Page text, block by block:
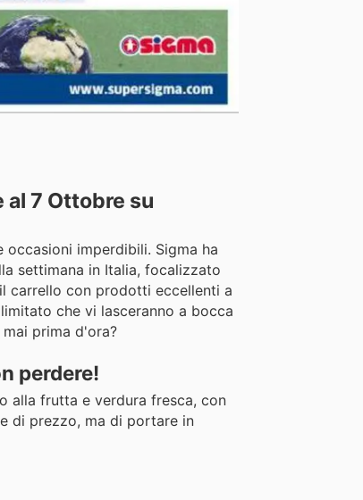
7 Ottobre su
imperdibili. Sigma ha
settimana in Italia, focalizzato
carrello con prodotti eccellenti a
che vi lasceranno a bocca
prima d'ora?
perdere!
alla frutta e verdura fresca, con
di prezzo, ma di portare in